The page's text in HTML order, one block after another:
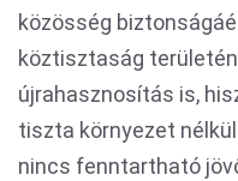
közösség
köztisztaság
újrahasznosítás is,
tiszta környezet
nincs fenntartható